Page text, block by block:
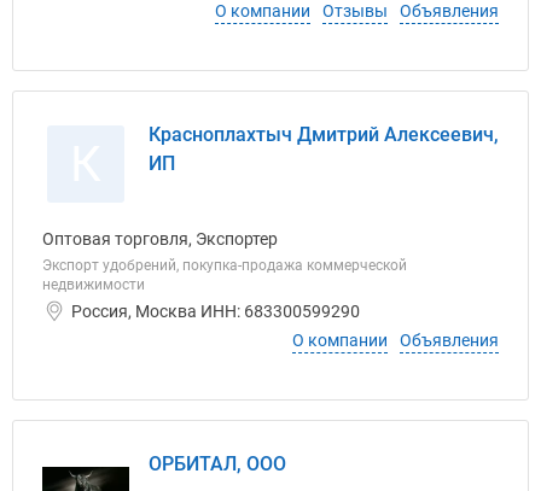
О компании
Отзывы Объявления
Красноплахтыч Дмитрий Алексеевич,
ИП
Оптовая торговля, Экспортер
Экспорт удобрений, покупка-продажа коммерческой
недвижимости
Россия, Москва ИНН: 683300599290
О компании
Объявления
ОРБИТАЛ, ООО